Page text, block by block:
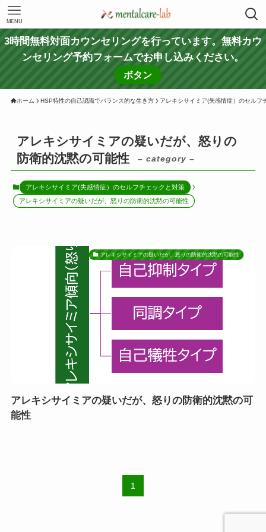
MENU
3時間無料対面カウンセリングを行っています。無料カウ
ンセリング予約フォームでお申し込みください。
ボタン
ホーム HSP特性の自己認識でバランス的な生き方 アレキシサイミア(失感情症）のセルフ
アレキシサイミアの疑いだが、怒りの
防衛的沈黙の可能性
– category –
アレキシサイミア(失感情症）のセルフチェックと対策
アレキシサイミアの疑いだが、怒りの防衛的沈黙の可能性
アレキシサイミアの疑いだが、怒りの防衛的沈黙の可能性
アレキシサイミアの疑いだが、怒りの防衛的沈黙の可
能性
1